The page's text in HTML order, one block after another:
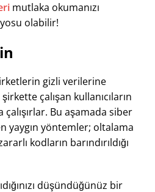
mutlaka okumanızı
olabilir!
gizli verilerine
çalışan kullanıcıların
çalışırlar. Bu aşamada siber
yaygın yöntemler; oltalama
kodların barındırıldığı
düşündüğünüz bir